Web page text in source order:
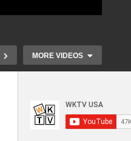
MORE VIDEOS